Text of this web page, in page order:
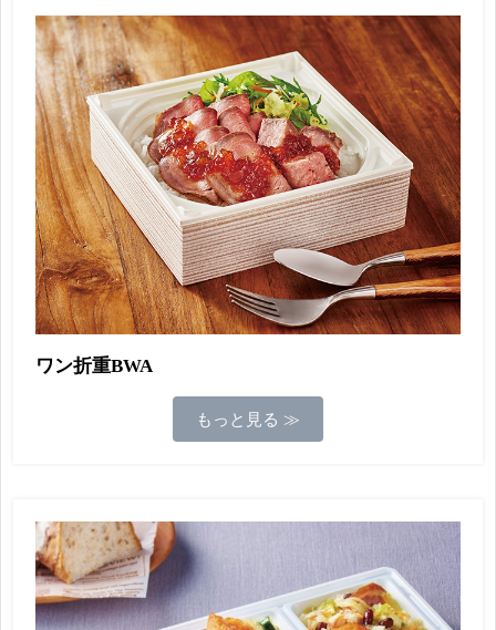
ワン折重BWA
もっと見る ≫